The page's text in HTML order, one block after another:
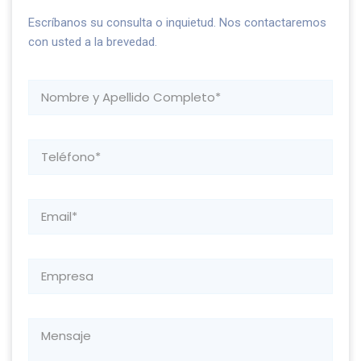
Escríbanos su consulta o inquietud. Nos contactaremos
con usted a la brevedad.